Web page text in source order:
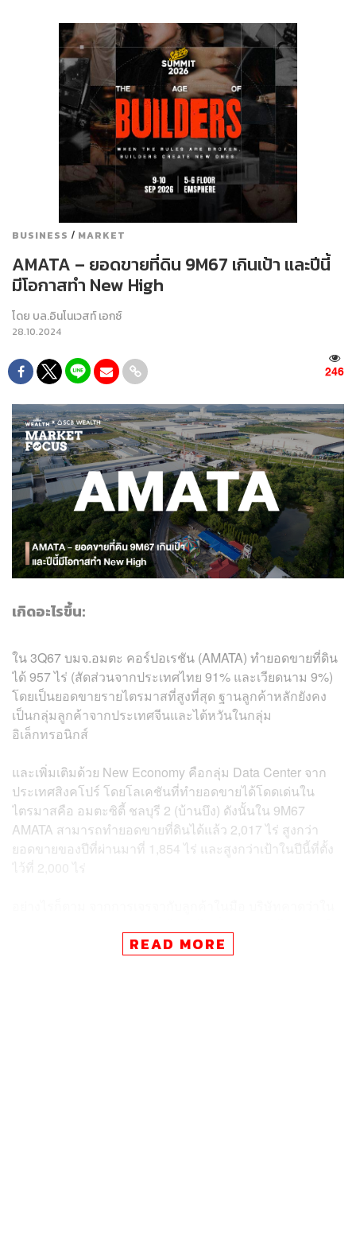
BUSINESS / MARKET
AMATA – ยอดขายที่ดิน 9M67 เกินเป้า และปีนี้
มีโอกาสทำ New High
โดย บล.อินโนเวสท์ เอกซ์
28.10.2024
246
เกิดอะไรขึ้น:
ใน 3Q67 บมจ.อมตะ คอร์ปอเรชัน (AMATA) ทำยอดขายที่ดิน
ได้ 957 ไร่ (สัดส่วนจากประเทศไทย 91% และเวียดนาม 9%)
โดยเป็นยอดขายรายไตรมาสที่สูงที่สุด ฐานลูกค้าหลักยังคง
เป็นกลุ่มลูกค้าจากประเทศจีนและไต้หวันในกลุ่ม
อิเล็กทรอนิกส์
และเพิ่มเติมด้วย New Economy คือกลุ่ม Data Center จาก
ประเทศสิงคโปร์ โดยโลเคชันที่ทำยอดขายได้โดดเด่นใน
ไตรมาสคือ อมตะซิตี้ ชลบุรี 2 (บ้านบึง) ดังนั้นใน 9M67
AMATA สามารถทำยอดขายที่ดินได้แล้ว 2,017 ไร่ สูงกว่า
ยอดขายของปีที่ผ่านมาที่ 1,854 ไร่ และสูงกว่าเป้าในปีนี้ที่ตั้ง
เป้ายอดขายของปี 2567 ที่ 2,500 ไร่จะเป็นเป้าที่ New High
READ MORE